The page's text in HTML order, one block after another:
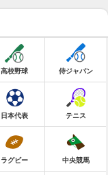
高校野球 侍ジャパン
日本代表 テニス
ラグビー 中央競馬